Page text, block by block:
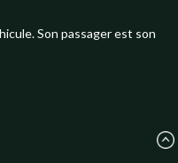
Son passager est son